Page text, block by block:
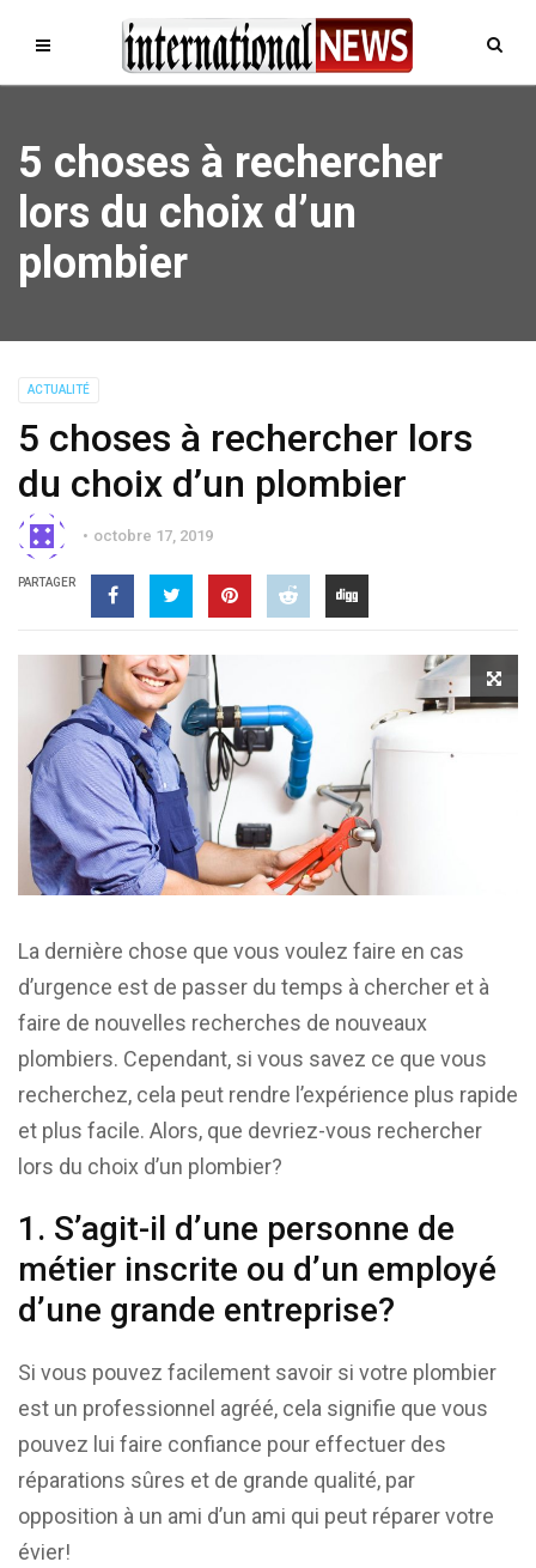
5 choses à rechercher
lors du choix d’un
plombier
ACTUALITÉ
5 choses à rechercher lors
du choix d’un plombier
octobre 17, 2019
PARTAGER
La dernière chose que vous voulez faire en cas
d’urgence est de passer du temps à chercher et à
faire de nouvelles recherches de nouveaux
plombiers. Cependant, si vous savez ce que vous
recherchez, cela peut rendre l’expérience plus rapide
et plus facile. Alors, que devriez-vous rechercher
lors du choix d’un plombier?
1. S’agit-il d’une personne de
métier inscrite ou d’un employé
d’une grande entreprise?
Si vous pouvez facilement savoir si votre plombier
est un professionnel agréé, cela signifie que vous
pouvez lui faire confiance pour effectuer des
réparations sûres et de grande qualité, par
opposition à un ami d’un ami qui peut réparer votre
évier!